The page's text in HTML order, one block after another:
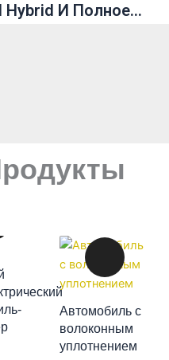
Hybrid И Полное
В
Автомобиль с
волоконным
уплотнением
ДОБАВИТЬ В
КОРЗИНУ